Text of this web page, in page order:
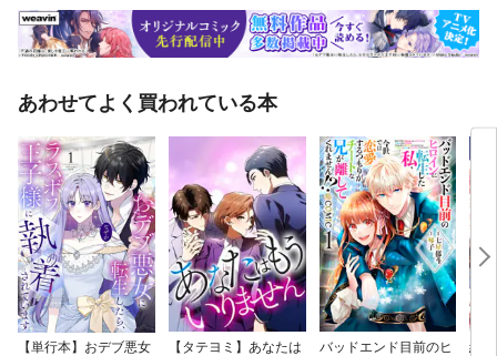
あわせてよく買われている本
【単行本】おデブ悪女
【タテヨミ】あなたは
バッドエンド目前のヒ
結